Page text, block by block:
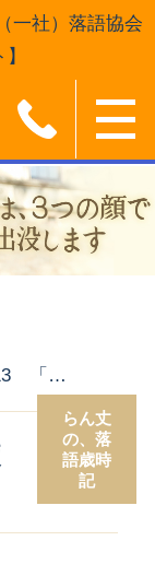
一社）落語協会
落語歳時記13 「結婚疲労宴」
らん丈
の、落
語歳時
記